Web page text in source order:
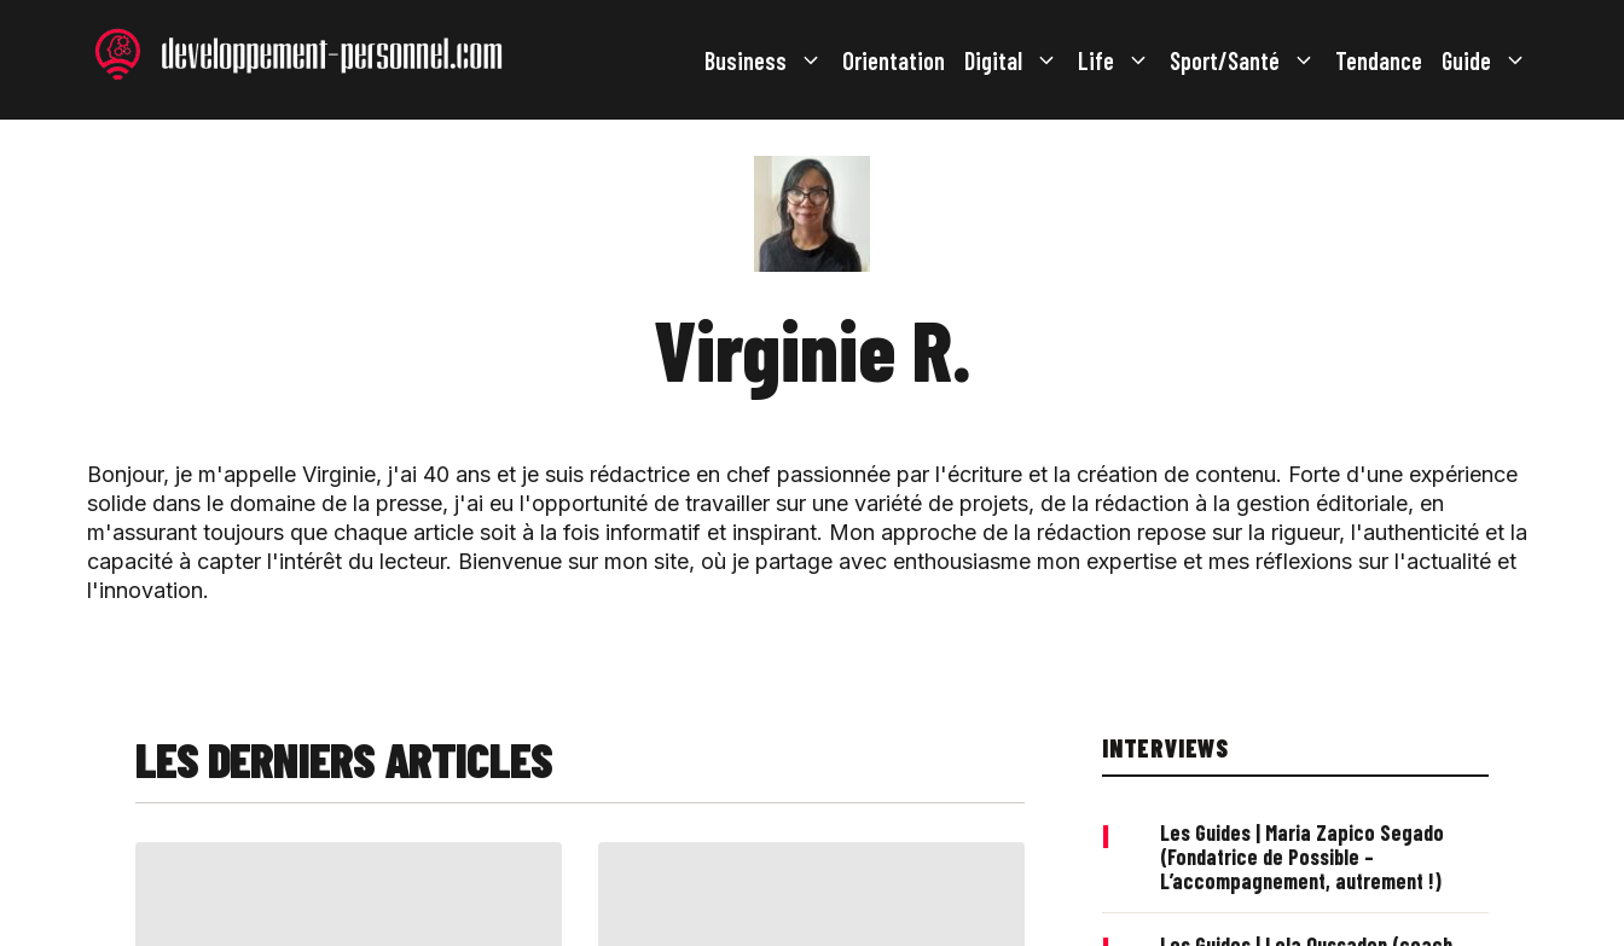
Business Orientation Digital Life Sport/Santé Tendance Guide
Virginie R.
Bonjour, je m'appelle Virginie, j'ai 40 ans et je suis rédactrice en chef passionnée par l'écriture et la création de contenu. Forte d'une expérience
solide dans le domaine de la presse, j'ai eu l'opportunité de travailler sur une variété de projets, de la rédaction à la gestion éditoriale, en
m'assurant toujours que chaque article soit à la fois informatif et inspirant. Mon approche de la rédaction repose sur la rigueur, l'authenticité et la
capacité à capter l'intérêt du lecteur. Bienvenue sur mon site, où je partage avec enthousiasme mon expertise et mes réflexions sur l'actualité et
l'innovation.
LES DERNIERS ARTICLES INTERVIEWS
|
Les Guides | Maria Zapico Segado
(Fondatrice de Possible –
L’accompagnement, autrement !)